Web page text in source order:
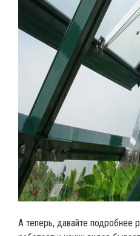
А теперь, давайте подробнее